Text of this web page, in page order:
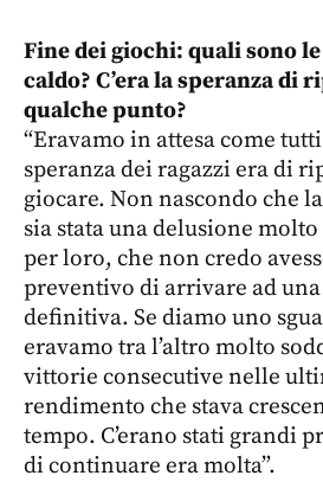
Fine dei giochi: quali sono
caldo? C’era la speranza di
qualche punto?
“Eravamo in attesa come
speranza dei ragazzi era di
giocare. Non nascondo che
sia stata una delusione
per loro, che non credo
preventivo di arrivare ad
definitiva. Se diamo uno
eravamo tra l’altro molto
vittorie consecutive nelle
rendimento che stava
tempo. C’erano stati grandi
di continuare era molta”.